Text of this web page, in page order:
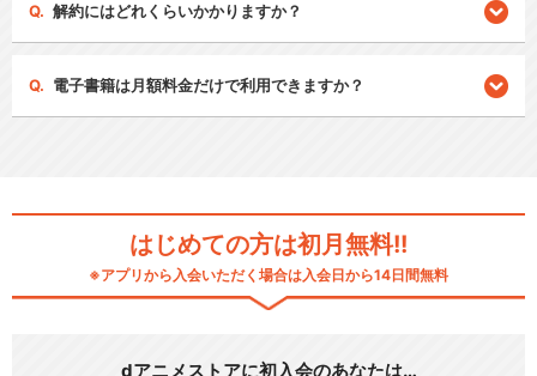
解約にはどれくらいかかりますか？
電子書籍は月額料金だけで利用できますか？
はじめての方は初月無料!!
※アプリから入会いただく場合は入会日から14日間無料
dアニメストアに初入会のあなたは…